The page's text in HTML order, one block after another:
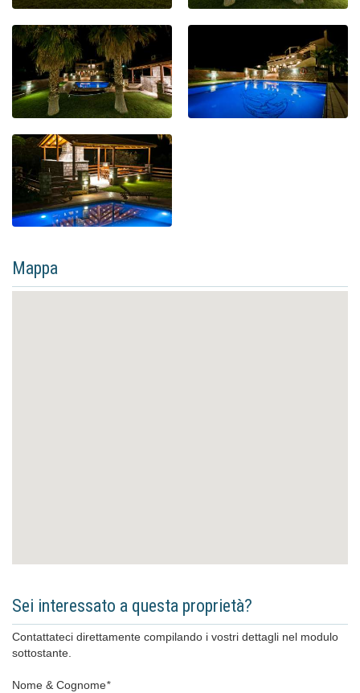
Mappa
Sei interessato a questa proprietà?
Contattateci direttamente compilando i vostri dettagli nel modulo
sottostante.
Nome & Cognome*